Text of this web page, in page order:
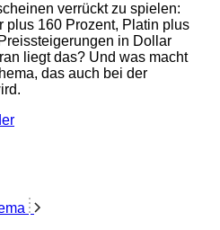
verrückt zu spielen:
plus 160 Prozent, Platin plus
in Dollar
liegt das? Und was macht
das auch bei der